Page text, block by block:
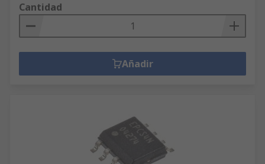
Cantidad
Añadir